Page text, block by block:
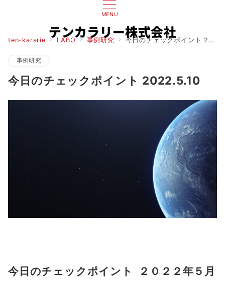
MENU
ten-kararie LABO 事例研究 今日のチェックポイント 2022.5.10
事例研究
今日のチェックポイント 2022.5.10
今日のチェックポイント ２０２２年５月